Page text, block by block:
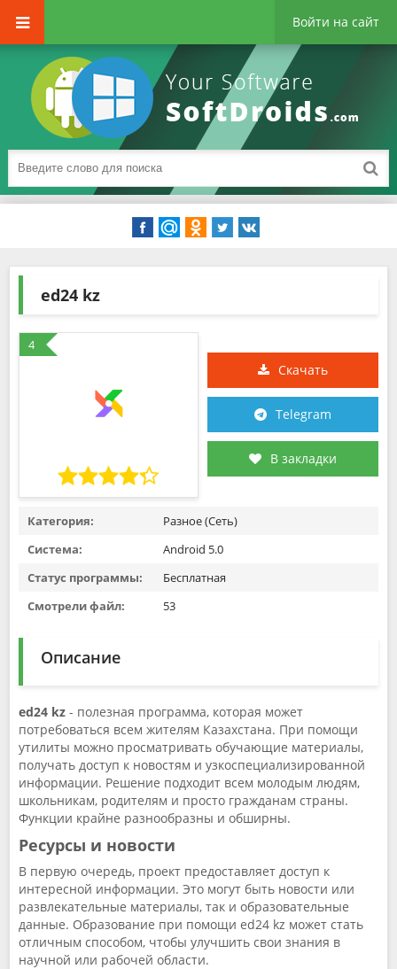
Войти на сайт
ed24 kz
4
Скачать
Telegram
В закладки
Категория:
Разное (Сеть)
Система:
Android 5.0
Статус программы:
Бесплатная
Смотрели файл:
53
Описание
ed24 kz - полезная программа, которая может
потребоваться всем жителям Казахстана. При помощи
утилиты можно просматривать обучающие материалы,
получать доступ к новостям и узкоспециализированной
информации. Решение подходит всем молодым людям,
школьникам, родителям и просто гражданам страны.
Функции крайне разнообразны и обширны.
Ресурсы и новости
В первую очередь, проект предоставляет доступ к
интересной информации. Это могут быть новости или
развлекательные материалы, так и образовательные
данные. Образование при помощи ed24 kz может стать
отличным способом, чтобы улучшить свои знания в
научной или рабочей области.